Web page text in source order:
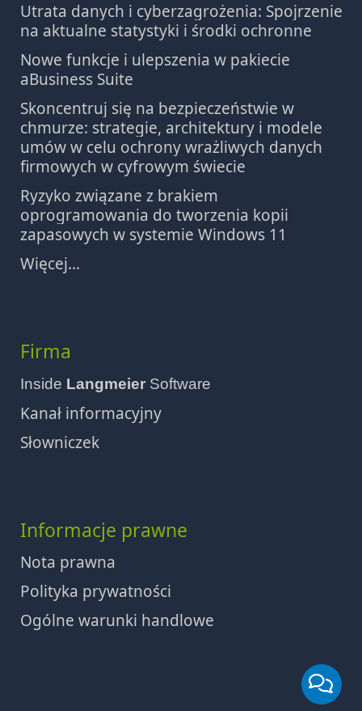
Utrata danych i cyberzagrożenia: Spojrzenie
na aktualne statystyki i środki ochronne
Nowe funkcje i ulepszenia w pakiecie
aBusiness Suite
Skoncentruj się na bezpieczeństwie w
chmurze: strategie, architektury i modele
umów w celu ochrony wrażliwych danych
firmowych w cyfrowym świecie
Ryzyko związane z brakiem
oprogramowania do tworzenia kopii
zapasowych w systemie Windows 11
Więcej...
Firma
Inside Langmeier Software
Kanał informacyjny
Słowniczek
Informacje prawne
Nota prawna
Polityka prywatności
Ogólne warunki handlowe